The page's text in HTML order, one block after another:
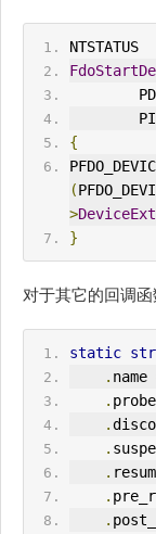
NTSTATUS
{
(
>
}
对于其它的回调函
static
. name
. probe
.
.
.
.
.